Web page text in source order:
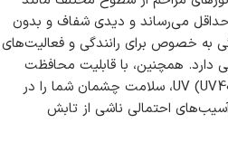
حداقل می‌رساند و دیدی شفاف و بدون
به خصوص برای رانندگی و فعالیت‌های
دارد. همچنین، با قابلیت محافظت
کامل در برابر اشعه‌های مضر UV (UV400)، سلامت چشمان شما را در
احتمالی ناشی از تابش